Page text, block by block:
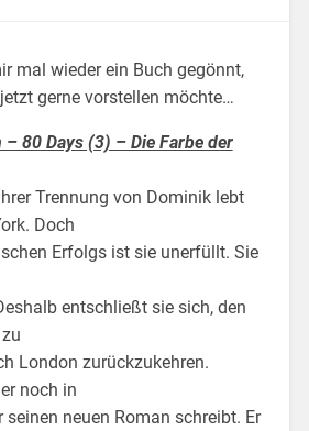
mal wieder ein Buch gegönnt,
gerne vorstellen möchte…
– 80 Days (3) – Die Farbe der
Trennung von Dominik lebt
Doch
Erfolgs ist sie unerfüllt. Sie
entschließt sie sich, den
London zurückzukehren.
noch in
seinen neuen Roman schreibt. Er